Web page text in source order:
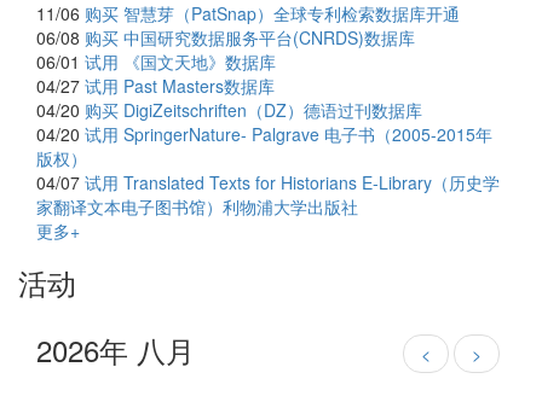
11/06 购买 智慧芽（PatSnap）全球专利检索数据库开通
06/08 购买 中国研究数据服务平台(CNRDS)数据库
06/01 试用
《国文天地》数据库
04/27 试用 Past Masters数据库
04/20 购买 DigiZeitschriften（DZ）德语过刊数据库
04/20 试用 SpringerNature- Palgrave 电子书（2005-2015年
版权）
04/07 试用 Translated Texts for Historians E-Library（历史学
家翻译文本电子图书馆）利物浦大学出版社
更多+
活动
2026年 八月
< >